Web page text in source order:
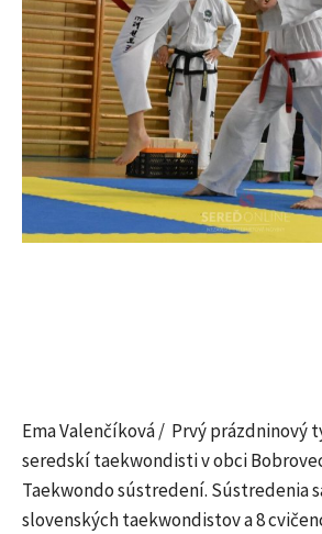
Ema Valenčíková / Prvý prázdninový
seredskí taekwondisti v obci
Taekwondo sústredení. Sústredenia
slovenských taekwondistov a 8